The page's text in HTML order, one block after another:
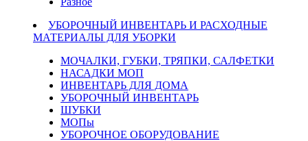
УБОРОЧНЫЙ ИНВЕНТАРЬ И РАСХОДНЫЕ
МАТЕРИАЛЫ ДЛЯ УБОРКИ
МОЧАЛКИ, ГУБКИ, ТРЯПКИ, САЛФЕТКИ
НАСАДКИ МОП
ИНВЕНТАРЬ ДЛЯ ДОМА
УБОРОЧНЫЙ ИНВЕНТАРЬ
ШУБКИ
МОПы
УБОРОЧНОЕ ОБОРУДОВАНИЕ